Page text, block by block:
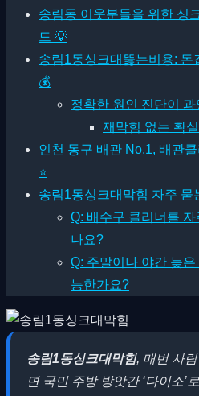
송림동 이웃분들을 위한 싱
드 💡
송림1동싱크대뚫는비용: 돈
💰
정확한 원인 진단이
재막힘 없는 확
인천 동구 배관 No.1, 배관
⭐
송림1동싱크대막힘 자주 묻
Q: 배수구 클리너를
나요?
Q: 주말이나 야간 늦
능한가요?
송림1동싱크대막힘, 매번 사
면 국민 주방 방앗간 ‘다이소’